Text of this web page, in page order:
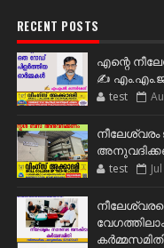
RECENT POSTS
എന്റെ
✍️
test
test